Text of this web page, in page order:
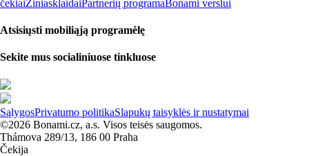
čekiaiŽiniasklaidaiPartnerių programaBonami verslui
Atsisiųsti mobiliąją programėlę
Sekite mus socialiniuose tinkluose
SąlygosPrivatumo politikaSlapukų taisyklės ir nustatymai
©2026 Bonami.cz, a.s. Visos teisės saugomos.
Thámova 289/13, 186 00 Praha
Čekija